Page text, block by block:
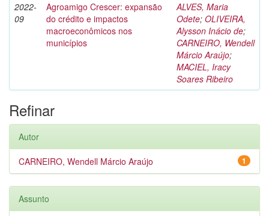
2022-
09
Agroamigo Crescer: expansão
do crédito e impactos
macroeconômicos nos
municípios
ALVES, Maria
Odete; OLIVEIRA,
Alysson Inácio de;
CARNEIRO, Wendell
Márcio Araújo;
MACIEL, Iracy
Soares Ribeiro
Refinar
Autor
1
CARNEIRO, Wendell Márcio Araújo
Assunto